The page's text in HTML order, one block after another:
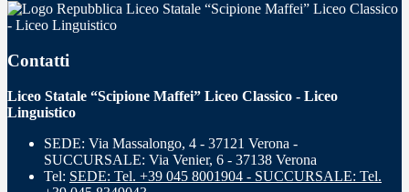
Liceo Statale “Scipione Maffei” Liceo Classico
- Liceo Linguistico
Contatti
Liceo Statale “Scipione Maffei” Liceo Classico - Liceo
Linguistico
SEDE: Via Massalongo, 4 - 37121 Verona -
SUCCURSALE: Via Venier, 6 - 37138 Verona
Tel: SEDE: Tel. +39 045 8001904 - SUCCURSALE: Tel.